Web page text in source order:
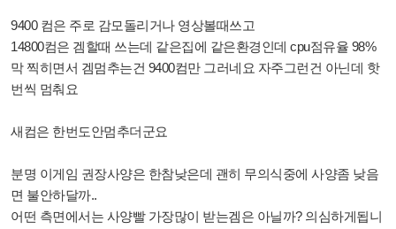
9400 컴은 주로 감모돌리거나 영상볼때쓰고
14800컴은 겜할때 쓰는데 같은집에 같은환경인데 cpu점유율 98%
막 찍히면서 겜멈추는건 9400컴만 그러네요 자주그런건 아닌데 핫
번씩 멈춰요
새컴은 한번도안멈추더군요
분명 이게임 권장사양은 한참낮은데 괜히 무의식중에 사양좀 낮음
면 불안하달까..
어떤 측면에서는 사양빨 가장많이 받는겜은 아닐까? 의심하게됩니